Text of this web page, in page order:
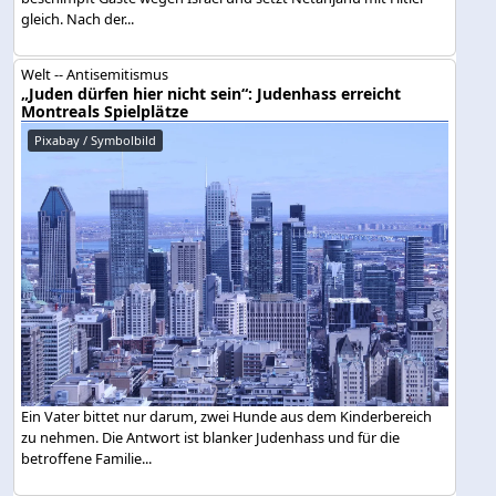
gleich. Nach der...
Welt -- Antisemitismus
„Juden dürfen hier nicht sein“: Judenhass erreicht
Montreals Spielplätze
Pixabay / Symbolbild
Ein Vater bittet nur darum, zwei Hunde aus dem Kinderbereich
zu nehmen. Die Antwort ist blanker Judenhass und für die
betroffene Familie...